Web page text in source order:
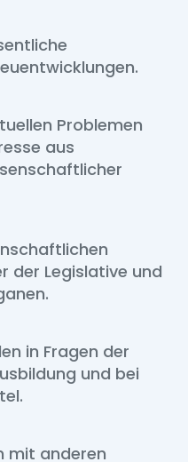
Problemen
aus
der Legislative und
in Fragen der
und bei
mit anderen